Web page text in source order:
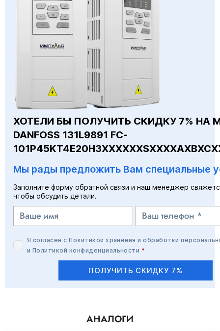
ХОТЕЛИ БЫ ПОЛУЧИТЬ СКИДКУ 7% НА
DANFOSS 131L9891 FC-
Мы рады предложить Вам специальные
Заполните форму обратной связи и наш менеджер
чтобы обсудить детали.
Я согласен сПолитикой хранения и обработки
и Политикой конфиденциальности *
ПОЛУЧИТЬ СКИДКУ 7%
АНАЛОГИ